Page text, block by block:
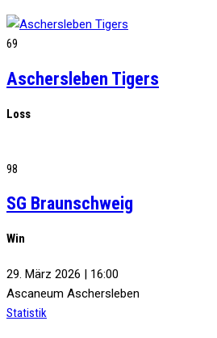
69
Aschersleben Tigers
Loss
98
SG Braunschweig
Win
29. März 2026 | 16:00
Ascaneum Aschersleben
Statistik